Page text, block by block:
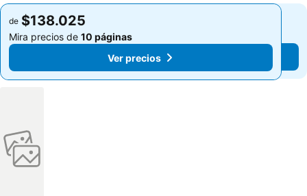
de $138.025
Mira precios de 10 páginas
Ver precios
de $138.025
Mira precios de 10 páginas
Ver precios